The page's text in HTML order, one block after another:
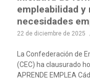
empleabilidad y
necesidades
22 de diciembre de 2025
La Confederación de
(CEC) ha clausurado
APRENDE EMPLEA